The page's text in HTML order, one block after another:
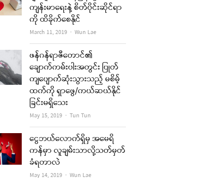
ကျန်းမာရေးနဲ့ စိတ်ပိုင်းဆိုင်ရာ
ကို ထိခိုက်စေနိုင်
March 11, 2019 Author
Wun Lae
ဖန်ဂန်ရာဇီတောင်၏
ချောက်ကမ်းပါးအတွင်း ပြုတ်
ကျပျောက်ဆုံးသွားသည့် မစိမ့်
ထက်ကို ရှာဖွေ/ကယ်ဆယ်နိုင်
ခြင်းမရှိသေး
May 15, 2019 Author
Tun Tun
ငွေဘယ်လောက်ရှိမှ အမေရိ
ကန်မှာ လူချမ်းသာလို့သတ်မှတ်
ခံရတာလဲ
May 14, 2019 Author
Wun Lae